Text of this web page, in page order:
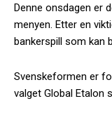
Denne onsdagen er
menyen. Etter en
bankerspill som kan
Svenskeformen er
valget Global Etalon